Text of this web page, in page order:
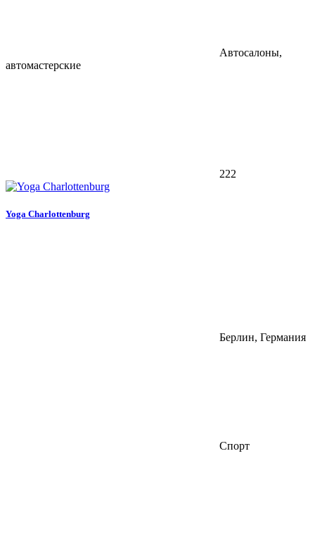
Автосалоны,
автомастерские
222
Yoga Charlottenburg
Берлин, Германия
Спорт